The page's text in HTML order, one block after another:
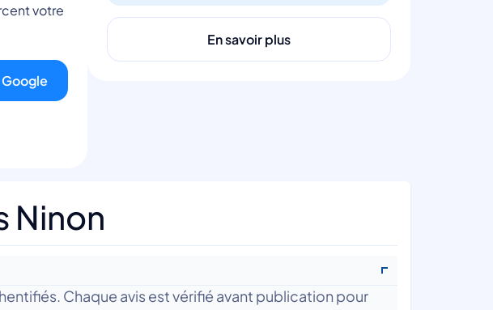
votre
Google
En savoir plus
Ninon
Chaque avis est vérifié avant publication pour